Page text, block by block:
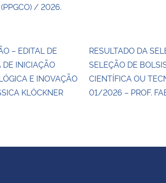
/ 2026.
– EDITAL DE
DE INICIAÇÃO
E INOVAÇÃO
KLÖCKNER
RESULTADO DA
SELEÇÃO DE
CIENTÍFICA OU
01/2026 – PROF.